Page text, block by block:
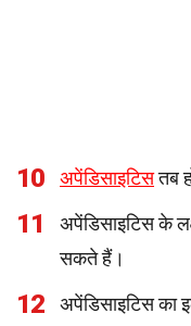
10 अपेंडिसाइटिसतब
11
अपेंडिसाइटिस के
सकते हैं।
12
अपेंडिसाइटिस का